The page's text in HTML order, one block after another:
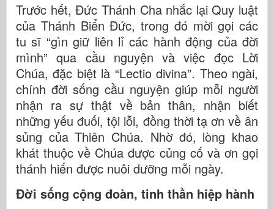
Trước hết, Đức Thánh Cha nhắc lại Quy luật
của Thánh Biển Đức, trong đó mời gọi các
tu sĩ “gìn giữ liên lỉ các hành động của đời
mình” qua cầu nguyện và việc đọc Lời
Chúa, đặc biệt là “Lectio divina”. Theo ngài,
chính đời sống cầu nguyện giúp mỗi người
nhận ra sự thật về bản thân, nhận biết
những yếu đuối, tội lỗi, đồng thời tạ ơn về ân
sủng của Thiên Chúa. Nhờ đó, lòng khao
khát thuộc về Chúa được củng cố và ơn gọi
thánh hiến được nuôi dưỡng mỗi ngày.
Đời sống cộng đoàn, tinh thần hiệp hành